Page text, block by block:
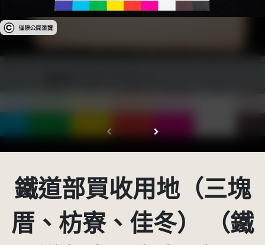
受著作權法保護-僅限於本平台有限度公開瀏覽
鐵道部買收用地（三塊
厝、枋寮、佳冬） （鐵